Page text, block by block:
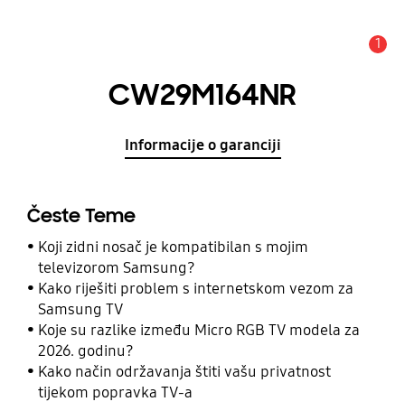
1
CW29M164NR
Informacije o garanciji
Česte Teme
Koji zidni nosač je kompatibilan s mojim
televizorom Samsung?
Kako riješiti problem s internetskom vezom za
Samsung TV
Koje su razlike između Micro RGB TV modela za
2026. godinu?
Kako način održavanja štiti vašu privatnost
tijekom popravka TV-a